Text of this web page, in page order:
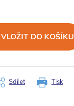
VLOŽIT DO KOŠÍKU
Tisk
Sdílet